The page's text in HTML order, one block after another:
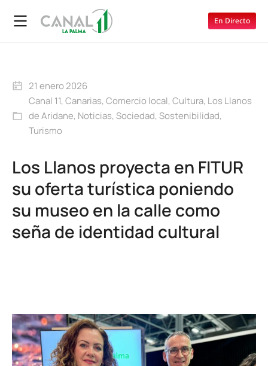
En Directo
21 enero 2026
Canal 11, Canarias, Comercio local, Cultura, Los Llanos
de Aridane, Noticias, Sociedad, Sostenibilidad,
Turismo
Los Llanos proyecta en FITUR
su oferta turística poniendo
su museo en la calle como
seña de identidad cultural